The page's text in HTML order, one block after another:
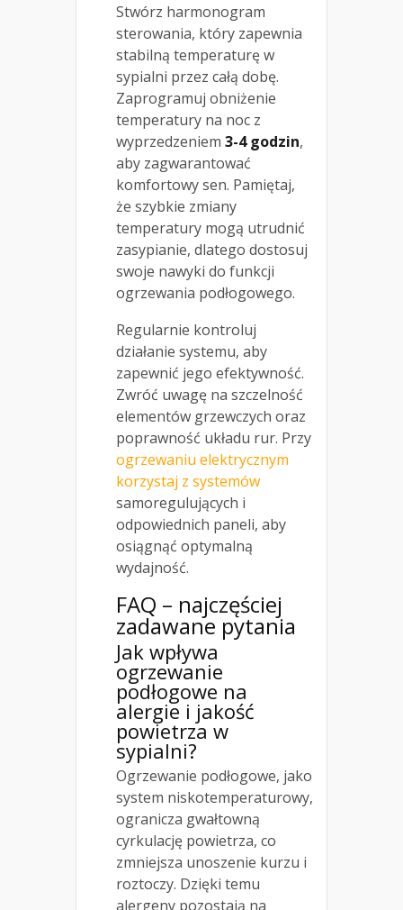
Stwórz harmonogram
sterowania, który zapewnia
stabilną temperaturę w
sypialni przez całą dobę.
Zaprogramuj obniżenie
temperatury na noc z
wyprzedzeniem 3-4 godzin,
aby zagwarantować
komfortowy sen. Pamiętaj,
że szybkie zmiany
temperatury mogą utrudnić
zasypianie, dlatego dostosuj
swoje nawyki do funkcji
ogrzewania podłogowego.
Regularnie kontroluj
działanie systemu, aby
zapewnić jego efektywność.
Zwróć uwagę na szczelność
elementów grzewczych oraz
poprawność układu rur. Przy
ogrzewaniu elektrycznym
korzystaj z systemów
samoregulujących i
odpowiednich paneli, aby
osiągnąć optymalną
wydajność.
FAQ – najczęściej
zadawane pytania
Jak wpływa
ogrzewanie
podłogowe na
alergie i jakość
powietrza w
sypialni?
Ogrzewanie podłogowe, jako
system niskotemperaturowy,
ogranicza gwałtowną
cyrkulację powietrza, co
zmniejsza unoszenie kurzu i
roztoczy. Dzięki temu
alergeny pozostają na